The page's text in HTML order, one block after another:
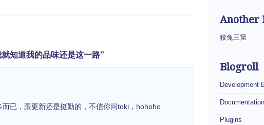
知道我的品味还是这一路”
已，跟更新还是挺勤的，不信你问toki，hohoho
Another
狡兔三窟
Blogroll
Development
Documentation
Plugins